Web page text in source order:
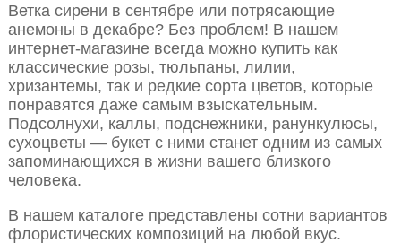
Ветка сирени в сентябре или потрясающие
анемоны в декабре? Без проблем! В нашем
интернет-магазине всегда можно купить как
классические розы, тюльпаны, лилии,
хризантемы, так и редкие сорта цветов, которые
понравятся даже самым взыскательным.
Подсолнухи, каллы, подснежники, ранункулюсы,
сухоцветы — букет с ними станет одним из самых
запоминающихся в жизни вашего близкого
человека.
В нашем каталоге представлены сотни вариантов
флористических композиций на любой вкус.